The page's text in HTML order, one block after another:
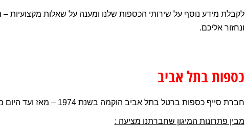
לקבלת מידע נוסף על שירותי הכספות שלנו ומענה על שאלות מקצועיות
ונחזור אליכם.
כספות בתל אביב
חברת סייף כספות ברטל בתל אביב הוקמה בשנת 1974 – מאז ועד היום מובילה החברה את התחום.
מבין פתרונות המיגון שחברתנו מציעה :